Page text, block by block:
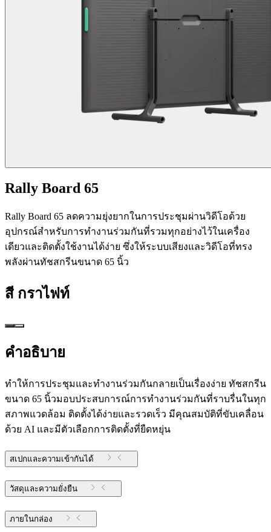
Rally Board 65
Rally Board 65 ลดความยุ่งยากในการประชุมผ่านวิดีโอด้วย
อุปกรณ์สำหรับการทำงานร่วมกันที่รวมทุกอย่างไว้ในเครื่อง
เดียวและติดตั้งใช้งานได้ง่าย ซึ่งให้ระบบเสียงและวิดีโอที่ทรง
พลังผ่านทัชสกรีนขนาด 65 นิ้ว
สี กราไฟท์
คำอธิบาย
ทำให้การประชุมและทำงานร่วมกันกลายเป็นเรื่องง่าย ทัชสกรีน
ขนาด 65 นิ้วมอบประสบการณ์การทำงานร่วมกันที่ราบรื่นในทุก
สภาพแวดล้อม ติดตั้งได้ง่ายและรวดเร็ว มีคุณสมบัติที่ขับเคลื่อน
ด้วย AI และมีตัวเลือกการติดตั้งที่ยืดหยุ่น
สเปกและความเข้ากันได้
วัสดุและความยั่งยืน
ภายในกล่อง